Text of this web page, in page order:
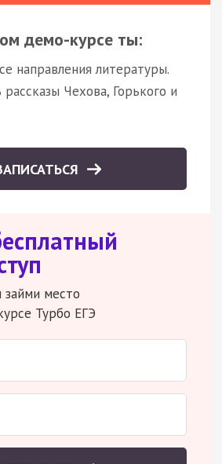
демо-курсе ты:
направления литературы.
Чехова, Горького и
займи место
Турбо ЕГЭ